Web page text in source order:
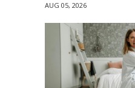
AUG 05, 2026